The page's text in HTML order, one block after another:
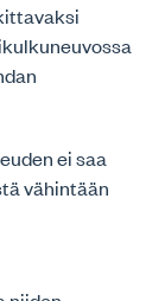
ei saa
vähintään